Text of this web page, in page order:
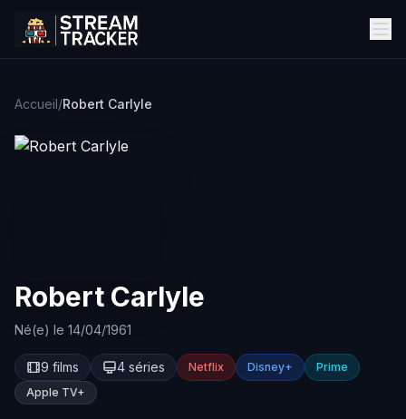
Accueil/Robert Carlyle
Robert Carlyle
Né(e) le 14/04/1961
9 films 4 séries Netflix Disney+
Prime
Apple TV+